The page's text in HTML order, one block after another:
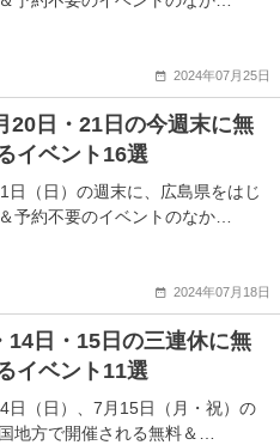
2024年07月25日
20日・21日の今週末に無
イベント16選
（日）の週末に、広島県をはじ
予約不要のイベントのなか…
2024年07月18日
14日・15日の三連休に無
イベント11選
日（日）、7月15日（月・祝）の
地方で開催される無料＆…